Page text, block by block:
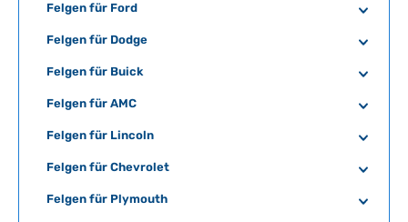
Felgen für Ford
Felgen für Dodge
Felgen für Buick
Felgen für AMC
Felgen für Lincoln
Felgen für Chevrolet
Felgen für Plymouth